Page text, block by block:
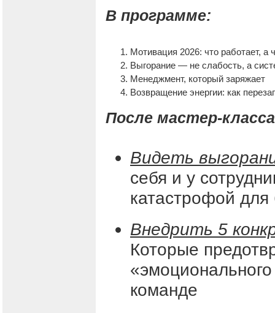
В программе:
Мотивация 2026: что работает, а
Выгорание — не слабость, а
Менеджмент, который заряжает
Возвращение энергии: как
После мастер-
Видеть
себя и у
катастрофой для
Внедрить 5
Которые
команде